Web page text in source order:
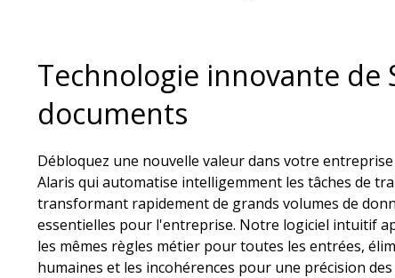
Technologie innovante de
documents
Débloquez une nouvelle valeur dans votre
Alaris qui automatise intelligemment les tâches de
transformant rapidement de grands volumes de
essentielles pour l'entreprise. Notre logiciel intuitif
les mêmes règles métier pour toutes les entrées,
humaines et les incohérences pour une précision